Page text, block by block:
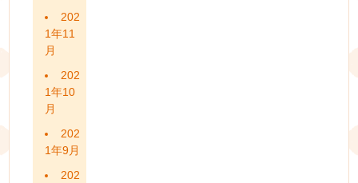
202
1年11
月
202
1年10
月
202
1年9月
202